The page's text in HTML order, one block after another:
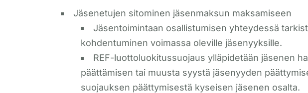
Jäsenetujen sitominen jäsenmaksun maksamiseen
Jäsentoimintaan osallistumisen yhteydessä
kohdentuminen voimassa oleville jäsenyyksille.
REF-luottoluokitussuojaus ylläpidetään jäsenen
päättämisen tai muusta syystä jäsenyyden
suojauksen päättymisestä kyseisen jäsenen osalta.